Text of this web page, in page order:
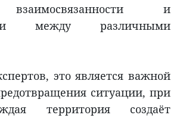
и
между различными
это является важной
ситуации, при
территория создаёт